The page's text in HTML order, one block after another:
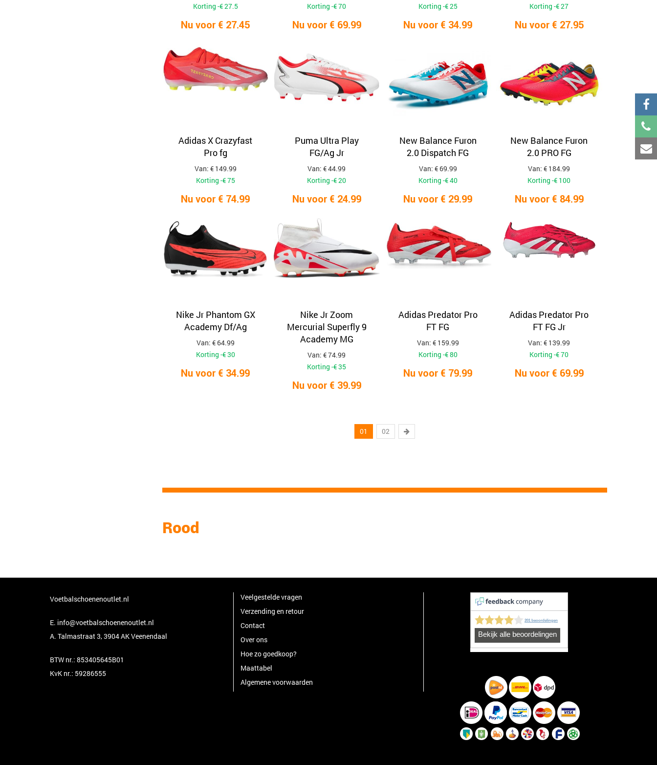
Korting -€ 27.5
Nu voor € 27.45
Korting -€ 70
Nu voor € 69.99
Korting -€ 25
Nu voor € 34.99
Korting -€ 27
Nu voor € 27.95
Adidas X Crazyfast
Pro fg
Van: € 149.99
Korting -€ 75
Nu voor € 74.99
Puma Ultra Play
FG/Ag Jr
Van: € 44.99
Korting -€ 20
Nu voor € 24.99
New Balance Furon
2.0 Dispatch FG
Van: € 69.99
Korting -€ 40
Nu voor € 29.99
New Balance Furon
2.0 PRO FG
Van: € 184.99
Korting -€ 100
Nu voor € 84.99
Nike Jr Phantom GX
Academy Df/Ag
Van: € 64.99
Korting -€ 30
Nu voor € 34.99
Nike Jr Zoom
Mercurial Superfly 9
Academy MG
Van: € 74.99
Korting -€ 35
Nu voor € 39.99
Adidas Predator Pro
FT FG
Van: € 159.99
Korting -€ 80
Nu voor € 79.99
Adidas Predator Pro
FT FG Jr
Van: € 139.99
Korting -€ 70
Nu voor € 69.99
01 02
Rood
Voetbalschoenenoutlet.nl
E. info@voetbalschoenenoutlet.nl
A. Talmastraat 3, 3904 AK Veenendaal
BTW nr.: 853405645B01
KvK nr.: 59286555
Veelgestelde vragen
Verzending en retour
Contact
Over ons
Hoe zo goedkoop?
Maattabel
Algemene voorwaarden